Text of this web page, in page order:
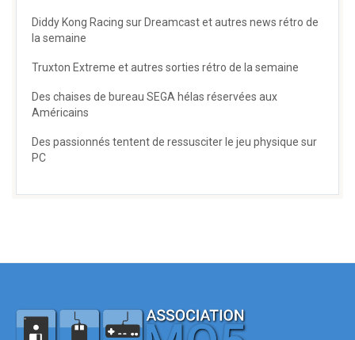
Diddy Kong Racing sur Dreamcast et autres news rétro de
la semaine
Truxton Extreme et autres sorties rétro de la semaine
Des chaises de bureau SEGA hélas réservées aux
Américains
Des passionnés tentent de ressusciter le jeu physique sur
PC